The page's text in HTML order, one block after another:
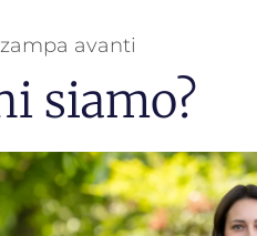
avanti
siamo?